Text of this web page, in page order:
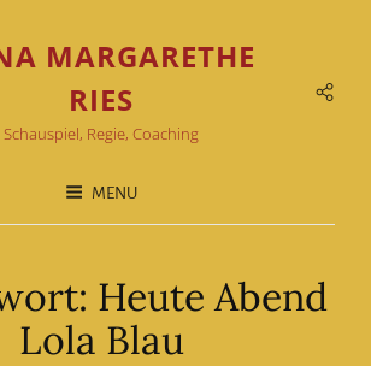
MARGARETHE
RIES
Schauspiel, Regie, Coaching
MENU
Heute Abend
Lola Blau